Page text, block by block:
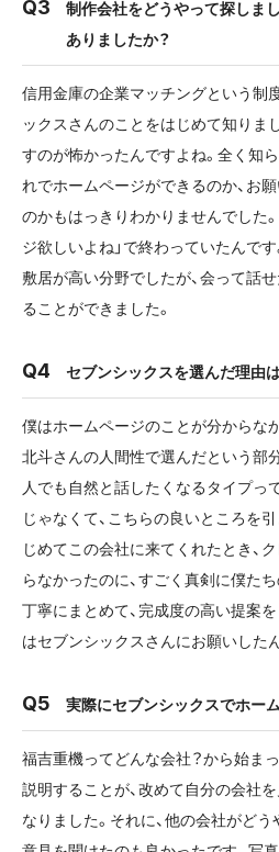
制作会社をどうやって探しま
ありましたか？
信用金庫の企業マッチングという制
ックスさんのことをはじめて知りま
すのが怖かったんですよね。全く知
れでホームページができるのか、お
のかもはっきりわかりませんでした
ジ欲しいよね」で終わっていたんで
敷居が高い分野でしたが、会って話
ることができました。
セブンシックスを選んだ理由
僕はホームページのことが分からな
北斗さんの人間性で選んだという部
人でも自然と話したくなるタイプっ
じゃなくて、こちらの良いところを
じめてこの会社に来てくれたとき、
らなかったのに、すごく真剣に僕た
丁寧にまとめて、完成度の高い提案
はセブンシックスさんにお願いした
実際にセブンシックスでホー
福吉重機ってどんな会社？から始ま
説明することが、改めて自分の会社
なりました。それに、他の会社がど